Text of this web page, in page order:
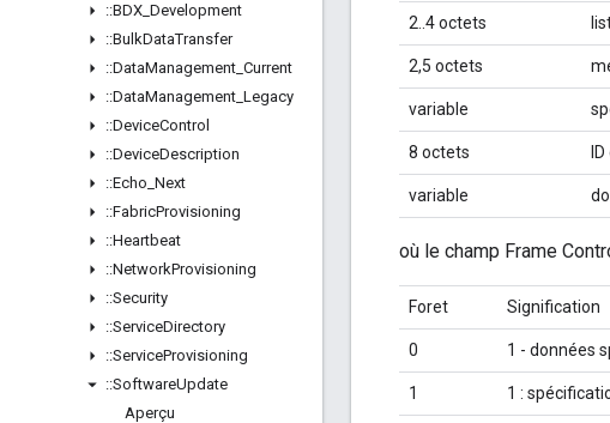
::BDX Development
::BulkDataTransfer
::DataManagement Current
::DataManagement Legacy
::DeviceControl
::DeviceDescription
::Echo Next
::FabricProvisioning
::Heartbeat
::NetworkProvisioning
::Security
::ServiceDirectory
::ServiceProvisioning
::SoftwareUpdate
Aperçu
2..4 octets
2,5 octets
variable
8 octets
variable
où le champ Frame
Foret Signification
0 1 - données
1 1 :